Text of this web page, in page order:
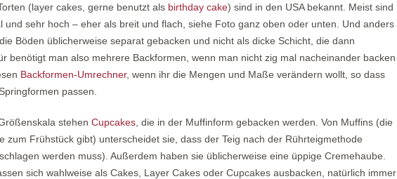
(layer cakes, gerne benutzt als birthday cake) sind in den USA bekannt. Meist sind
und sehr hoch – eher als breit und flach, siehe Foto ganz oben oder unten. Und anders
Böden üblicherweise separat gebacken und nicht als dicke Schicht, die dann
benötigt man also mehrere Backformen, wenn man nicht zig mal nacheinander backen
Backformen-Umrechner, wenn ihr die Mengen und Maße verändern wollt, so dass
passen.
stehen Cupcakes , die in der Muffinform gebacken werden. Von Muffins (die
zum Frühstück gibt) unterscheidet sie, dass der Teig nach der Rührteigmethode
werden muss). Außerdem haben sie üblicherweise eine üppige Cremehaube.
sich wahlweise als Cakes, Layer Cakes oder Cupcakes ausbacken, natürlich immer